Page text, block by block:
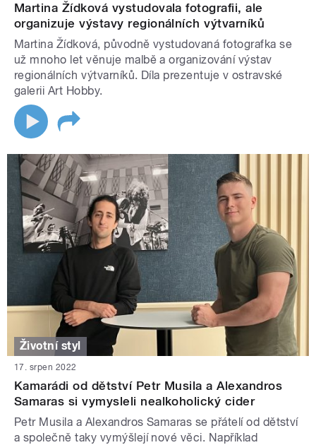
Martina Žídková vystudovala fotografii, ale
organizuje výstavy regionálních výtvarníků
Martina Žídková, původně vystudovaná fotografka se
už mnoho let věnuje malbě a organizování výstav
regionálních výtvarníků. Díla prezentuje v ostravské
galerii Art Hobby.
Životní styl
17. srpen 2022
Kamarádi od dětství Petr Musila a Alexandros
Samaras si vymysleli nealkoholický cider
Petr Musila a Alexandros Samaras se přátelí od dětství
a společně taky vymýšlejí nové věci. Například